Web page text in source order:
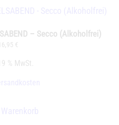
– Secco (Alkoholfrei)
16,95 €
% MwSt.